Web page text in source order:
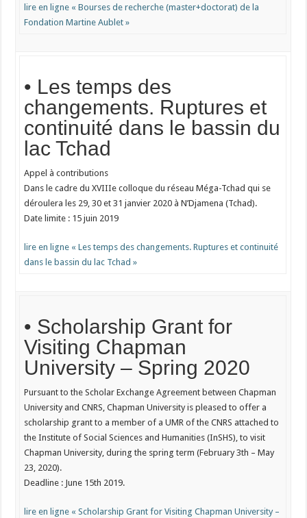
lire en ligne « Bourses de recherche (master+doctorat) de la
Fondation Martine Aublet »
• Les temps des
changements. Ruptures et
continuité dans le bassin du
lac Tchad
Appel à contributions
Dans le cadre du XVIIIe colloque du réseau Méga-Tchad qui se
déroulera les 29, 30 et 31 janvier 2020 à N’Djamena (Tchad).
Date limite : 15 juin 2019
lire en ligne « Les temps des changements. Ruptures et continuité
dans le bassin du lac Tchad »
• Scholarship Grant for
Visiting Chapman
University – Spring 2020
Pursuant to the Scholar Exchange Agreement between Chapman
University and CNRS, Chapman University is pleased to offer a
scholarship grant to a member of a UMR of the CNRS attached to
the Institute of Social Sciences and Humanities (InSHS), to visit
Chapman University, during the spring term (February 3th – May
23, 2020).
Deadline : June 15th 2019.
lire en ligne « Scholarship Grant for Visiting Chapman University –